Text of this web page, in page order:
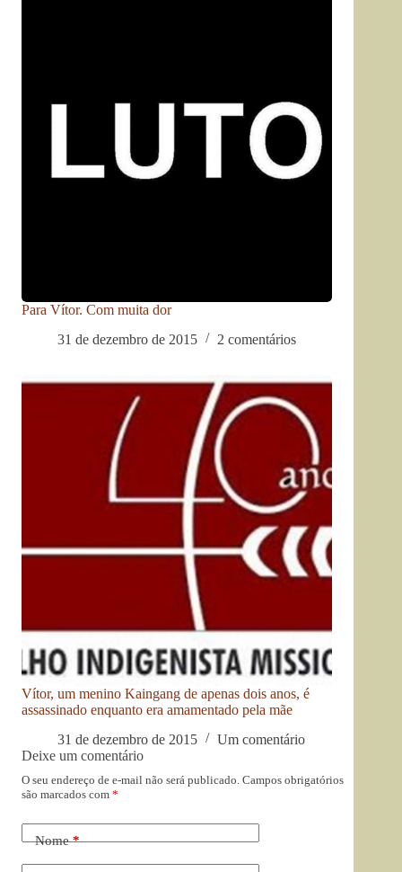
Para Vítor. Com muita dor
31 de dezembro de 2015
2 comentários
Vítor, um menino Kaingang de apenas dois anos, é
assassinado enquanto era amamentado pela mãe
31 de dezembro de 2015
Um comentário
Deixe um comentário
O seu endereço de e-mail não será publicado. Campos obrigatórios
são marcados com *
Nome*